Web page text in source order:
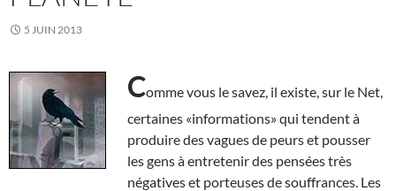
5 JUIN 2013
Comme vous le savez, il existe, sur le Net,
certaines «informations» qui tendent à
produire des vagues de peurs et pousser
les gens à entretenir des pensées très
négatives et porteuses de souffrances. Les